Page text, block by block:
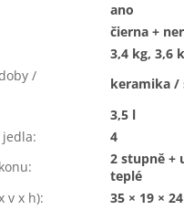
ano
čierna +
3,4 kg, 3,6
/
keramika /
3,5 l
:
4
:
2 stupně +
teplé
v x h):
35 × 19 ×